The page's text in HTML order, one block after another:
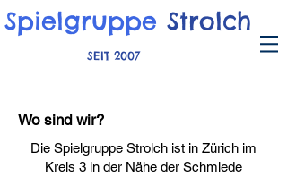
Spielgruppe Strolch
SEIT 2007
Wo sind wir?
Die Spielgruppe Strolch ist in Zürich im
Kreis 3 in der Nähe der Schmiede